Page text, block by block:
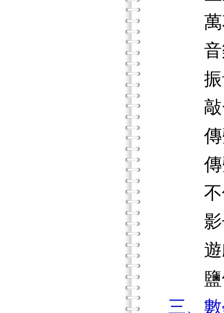
萬花
音樂
振
敲
傳聲
傳聲
不
影子
遊戲
鹽做
三、